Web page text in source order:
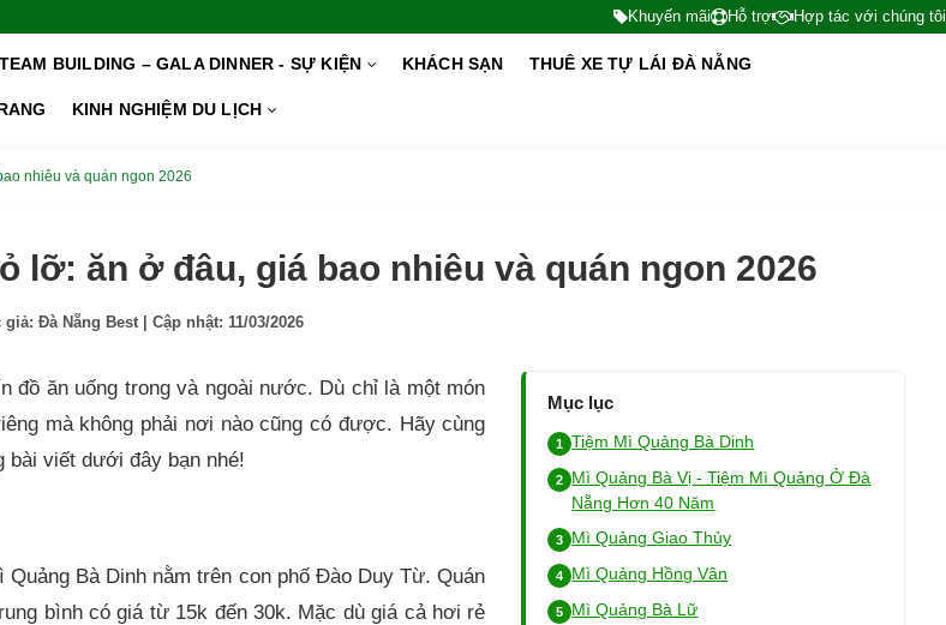
Khuyến mãi Hỗ trợ Hợp tác với chúng tôi
TEAM BUILDING – GALA DINNER - SỰ KIỆN KHÁCH SẠN THUÊ XE TỰ LÁI ĐÀ NẴNG
KINH NGHIỆM DU LỊCH
nhiêu và quán ngon 2026
lỡ: ăn ở đâu, giá bao nhiêu và quán ngon 2026
giả: Đà Nẵng Best| Cập nhật: 11/03/2026
đồ ăn uống trong và ngoài nước. Dù chỉ là một món
mà không phải nơi nào cũng có được. Hãy cùng
bài viết dưới đây bạn nhé!
Bà Dinh nằm trên con phố Đào Duy Từ. Quán
bình có giá từ 15k đến 30k. Mặc dù giá cả hơi rẻ
Mục lục
Tiệm Mì Quảng Bà Dinh
Mì Quảng Bà Vị - Tiệm Mì Quảng Ở Đà
Nẵng Hơn 40 Năm
Mì Quảng Giao Thủy
Mì Quảng Hồng Vân
Mì Quảng Bà Lữ